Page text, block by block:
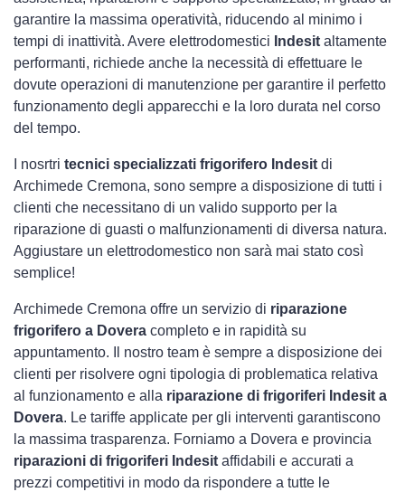
garantire la massima operatività, riducendo al minimo i
tempi di inattività. Avere elettrodomestici Indesit altamente
performanti, richiede anche la necessità di effettuare le
dovute operazioni di manutenzione per garantire il perfetto
funzionamento degli apparecchi e la loro durata nel corso
del tempo.
I nosrtri tecnici specializzati frigorifero Indesit di
Archimede Cremona, sono sempre a disposizione di tutti i
clienti che necessitano di un valido supporto per la
riparazione di guasti o malfunzionamenti di diversa natura.
Aggiustare un elettrodomestico non sarà mai stato così
semplice!
Archimede Cremona offre un servizio di riparazione
frigorifero a Dovera completo e in rapidità su
appuntamento. Il nostro team è sempre a disposizione dei
clienti per risolvere ogni tipologia di problematica relativa
al funzionamento e alla riparazione di frigoriferi Indesit a
Dovera. Le tariffe applicate per gli interventi garantiscono
la massima trasparenza. Forniamo a Dovera e provincia
riparazioni di frigoriferi Indesit affidabili e accurati a
prezzi competitivi in modo da rispondere a tutte le